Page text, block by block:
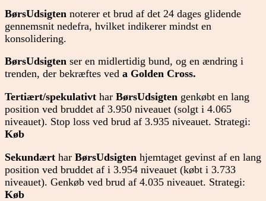
BørsUdsigten noterer et brud af det 24 dages glidende
gennemsnit nedefra, hvilket indikerer mindst en
konsolidering.
BørsUdsigten ser en midlertidig bund, og en ændring i
trenden, der bekræftes ved a Golden Cross.
Tertiært/spekulativt har BørsUdsigten genkøbt en lang
position ved bruddet af 3.950 niveauet (solgt i 4.065
niveauet). Stop loss ved brud af 3.935 niveauet. Strategi:
Køb
Sekundært har BørsUdsigten hjemtaget gevinst af en lang
position ved bruddet af i 3.954 niveauet (købt i 3.733
niveauet). Genkøb ved brud af 4.035 niveauet. Strategi:
Køb